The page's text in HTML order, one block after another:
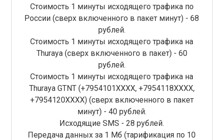
Стоимость 1 минуты исходящего трафика по
России (сверх включенного в пакет минут) - 68
рублей.
Стоимость 1 минуты исходящего трафика на
Thuraya (сверх включенного в пакет) - 60
рублей.
Стоимость 1 минуты исходящего трафика на
Thuraya GTNT (+7954101XXXX, +7954118ХХХХ,
+7954120ХХХХ) (сверх включенного в пакет
минут) - 40 рублей.
Исходящие SMS - 28 рублей.
Передача данных за 1 Мб (тарификация по 10